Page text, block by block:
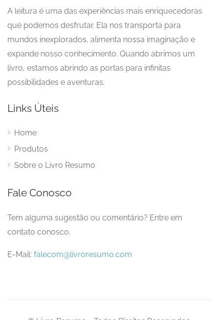
A leitura é uma das experiências mais enriquecedoras
que podemos desfrutar. Ela nos transporta para
mundos inexplorados, alimenta nossa imaginação e
expande nosso conhecimento. Quando abrimos um
livro, estamos abrindo as portas para infinitas
possibilidades e aventuras.
Links Úteis
Home
Produtos
Sobre o Livro Resumo
Fale Conosco
Tem alguma sugestão ou comentário? Entre em
contato conosco.
E-Mail: falecom@livroresumo.com